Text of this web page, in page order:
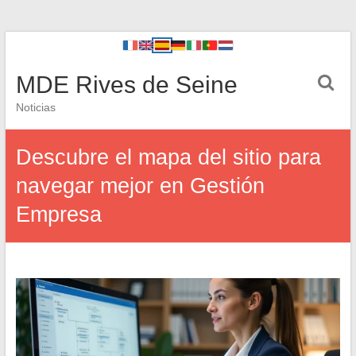
MDE Rives de Seine
Noticias
Descubre el mapa del sitio para
navegar mejor en Gestión
Empresa